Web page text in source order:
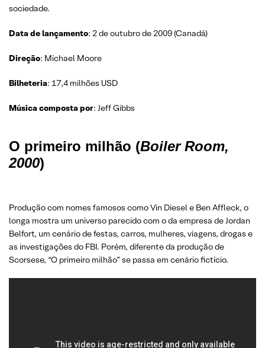
sociedade.
Data de lançamento: 2 de outubro de 2009 (Canadá)
Direção: Michael Moore
Bilheteria: 17,4 milhões USD
Música composta por: Jeff Gibbs
O primeiro milhão (Boiler Room,
2000)
Produção com nomes famosos como Vin Diesel e Ben Affleck, o
longa mostra um universo parecido com o da empresa de Jordan
Belfort, um cenário de festas, carros, mulheres, viagens, drogas e
as investigações do FBI. Porém, diferente da produção de
Scorsese, “O primeiro milhão” se passa em cenário fictício.